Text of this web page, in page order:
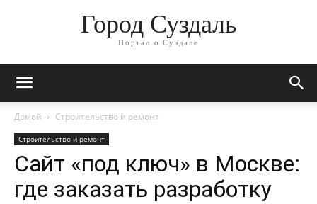
Город Суздаль
Портал о Суздале
Домой Строительство и ремонт
Строительство и ремонт
Сайт «под ключ» в Москве:
где заказать разработку